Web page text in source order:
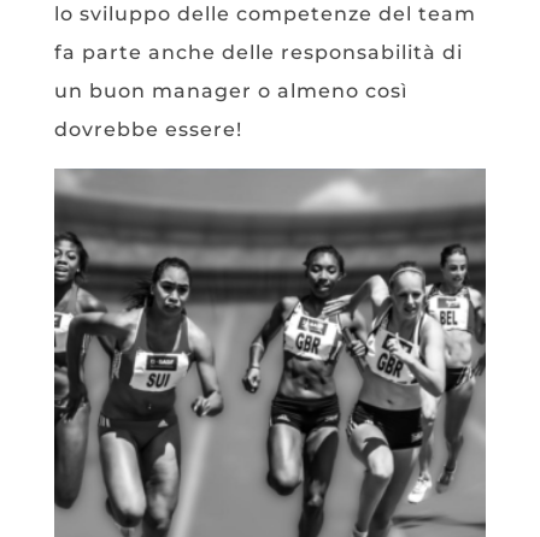
lo sviluppo delle competenze del team
fa parte anche delle responsabilità di
un buon manager o almeno così
dovrebbe essere!